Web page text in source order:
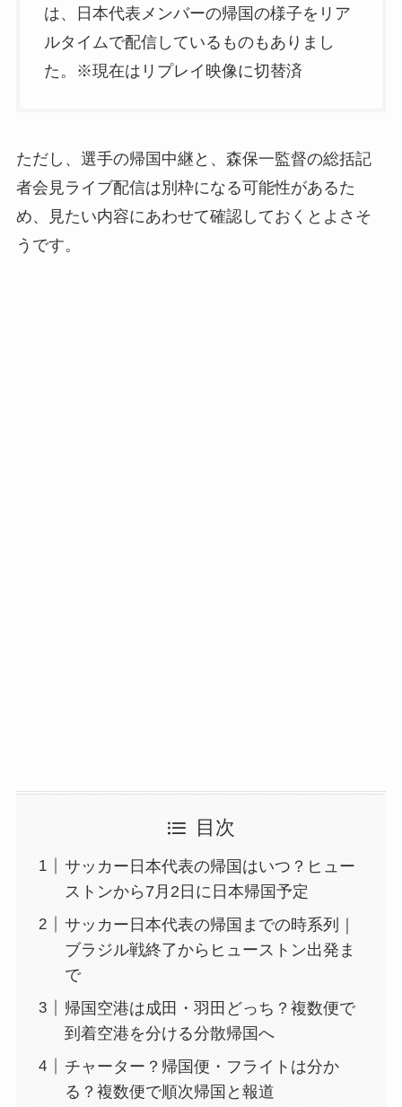
は、日本代表メンバーの帰国の様子をリア
ルタイムで配信しているものもありまし
た。※現在はリプレイ映像に切替済
ただし、選手の帰国中継と、森保一監督の総括記
者会見ライブ配信は別枠になる可能性があるた
め、見たい内容にあわせて確認しておくとよさそ
うです。
目次
サッカー日本代表の帰国はいつ？ヒュー
ストンから7月2日に日本帰国予定
サッカー日本代表の帰国までの時系列｜
ブラジル戦終了からヒューストン出発ま
で
帰国空港は成田・羽田どっち？複数便で
到着空港を分ける分散帰国へ
チャーター？帰国便・フライトは分か
る？複数便で順次帰国と報道